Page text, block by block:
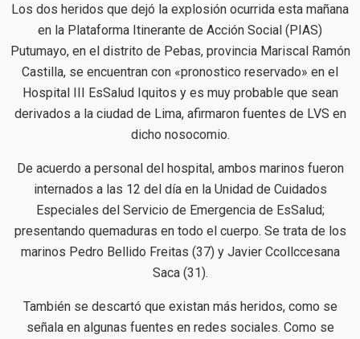
Los dos heridos que dejó la explosión ocurrida esta mañana
en la Plataforma Itinerante de Acción Social (PIAS)
Putumayo, en el distrito de Pebas, provincia Mariscal Ramón
Castilla, se encuentran con «pronostico reservado» en el
Hospital III EsSalud Iquitos y es muy probable que sean
derivados a la ciudad de Lima, afirmaron fuentes de LVS en
dicho nosocomio.
De acuerdo a personal del hospital, ambos marinos fueron
internados a las 12 del día en la Unidad de Cuidados
Especiales del Servicio de Emergencia de EsSalud;
presentando quemaduras en todo el cuerpo. Se trata de los
marinos Pedro Bellido Freitas (37) y Javier Ccollccesana
Saca (31).
También se descartó que existan más heridos, como se
señala en algunas fuentes en redes sociales. Como se